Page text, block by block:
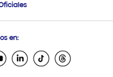
eMail
Salvador
en: